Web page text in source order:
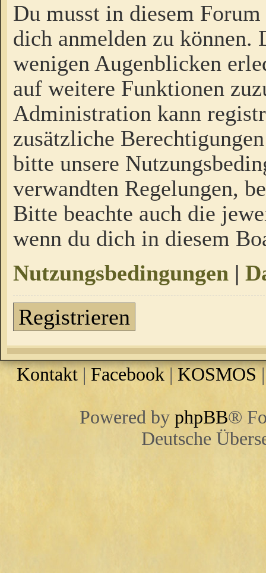
Du musst in diesem
dich anmelden zu
wenigen Augenblicken
auf weitere Funktionen
Administration kann
zusätzliche
bitte unsere
verwandten Regelungen,
Bitte beachte auch die
wenn du dich in diesem
Nutzungsbedingungen |
Registrieren
Kontakt | Facebook |KOSMOS
Powered by phpBB®
Deutsche